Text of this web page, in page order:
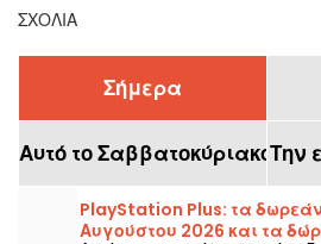
ΣΧΌΛΙΑ
Σήμερα
Αυτό το ΣαββατοκύριακοΤην
PlayStation Plus: τα
Αυγούστου 2026 και τα